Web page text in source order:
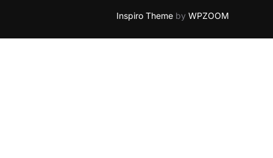
Inspiro Theme by WPZOOM